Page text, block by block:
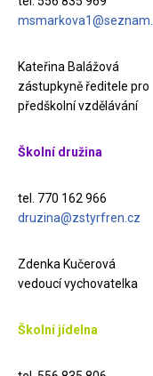
Kateřina Balážová
zástupkyně ředitele pro
předškolní vzdělávání
Školní družina
tel. 770 162 966
druzina@zstyrfren.cz
Zdenka Kučerová
vedoucí vychovatelka
Školní jídelna